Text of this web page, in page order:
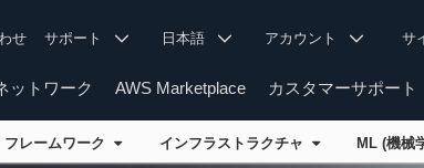
せ サポート 日本語 アカウント サ
ットワーク AWS Marketplace カスタマーサポート
フレームワーク インフラストラクチャ ML (機械